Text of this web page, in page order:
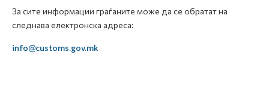
За сите информации граѓаните може да се обратат на
следнава електронска адреса:
info@customs.gov.mk